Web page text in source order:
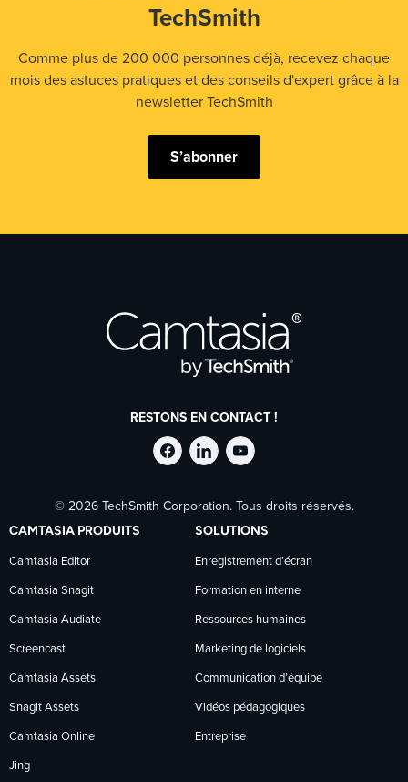
TechSmith
Comme plus de 200 000 personnes déjà, recevez chaque
mois des astuces pratiques et des conseils d'expert grâce à la
newsletter TechSmith
S’abonner
RESTONS EN CONTACT !
Suivre
TechSmith
sur
Facebook
Suivre
TechSmith
sur
LinkedIn
Suivre
TechSmith
sur
YouTube
© 2026 TechSmith Corporation. Tous droits réservés.
CAMTASIA PRODUITS
Camtasia Editor
Camtasia Snagit
Camtasia Audiate
Screencast
Camtasia Assets
Snagit Assets
Camtasia Online
Jing
SOLUTIONS
Enregistrement d’écran
Formation en interne
Ressources humaines
Marketing de logiciels
Communication d’équipe
Vidéos pédagogiques
Entreprise